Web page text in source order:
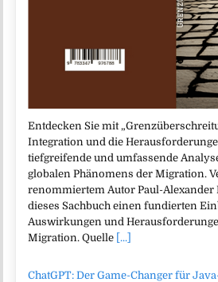
Entdecken Sie mit
Integration und die
tiefgreifende und umfassende
globalen Phänomens der Migration.
renommiertem Autor Paul-Alexander
dieses Sachbuch einen fundierten
Auswirkungen und
Migration. Quelle [...]
ChatGPT: Der Game-Changer für